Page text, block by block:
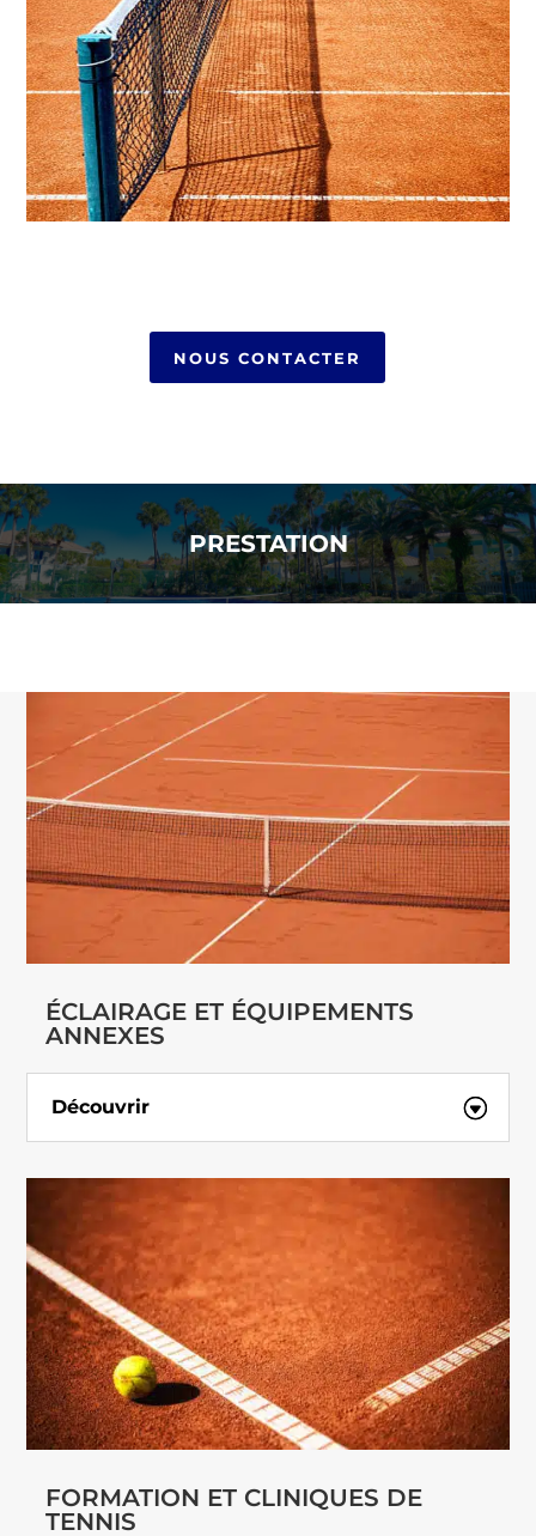
NOUS CONTACTER
PRESTATION
ÉCLAIRAGE ET ÉQUIPEMENTS
ANNEXES
Découvrir
FORMATION ET CLINIQUES DE
TENNIS